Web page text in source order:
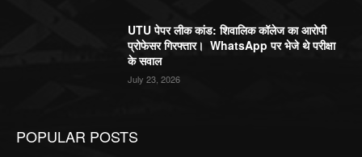
UTU पेपर लीक कांड: शिवालिक कॉलेज का आरोपी
प्रोफेसर गिरफ्तार। WhatsApp पर भेजे थे परीक्षा
के सवाल
July 23, 2026
POPULAR POSTS